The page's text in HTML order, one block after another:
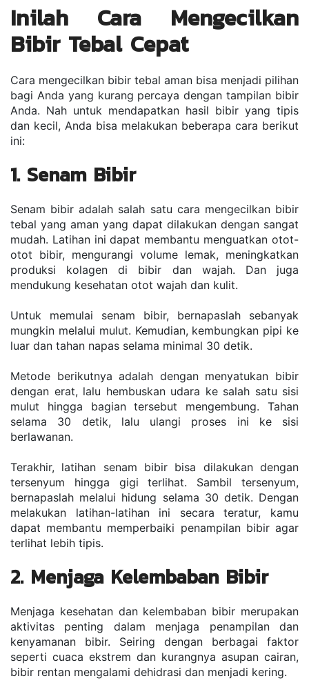
Inilah Cara Mengecilkan
Bibir Tebal Cepat
Cara mengecilkan bibir tebal aman bisa menjadi pilihan
bagi Anda yang kurang percaya dengan tampilan bibir
Anda. Nah untuk mendapatkan hasil bibir yang tipis
dan kecil, Anda bisa melakukan beberapa cara berikut
ini:
1. Senam Bibir
Senam bibir adalah salah satu cara mengecilkan bibir
tebal yang aman yang dapat dilakukan dengan sangat
mudah. Latihan ini dapat membantu menguatkan otot-
otot bibir, mengurangi volume lemak, meningkatkan
produksi kolagen di bibir dan wajah. Dan juga
mendukung kesehatan otot wajah dan kulit.
Untuk memulai senam bibir, bernapaslah sebanyak
mungkin melalui mulut. Kemudian, kembungkan pipi ke
luar dan tahan napas selama minimal 30 detik.
Metode berikutnya adalah dengan menyatukan bibir
dengan erat, lalu hembuskan udara ke salah satu sisi
mulut hingga bagian tersebut mengembung. Tahan
selama 30 detik, lalu ulangi proses ini ke sisi
berlawanan.
Terakhir, latihan senam bibir bisa dilakukan dengan
tersenyum hingga gigi terlihat. Sambil tersenyum,
bernapaslah melalui hidung selama 30 detik. Dengan
melakukan latihan-latihan ini secara teratur, kamu
dapat membantu memperbaiki penampilan bibir agar
terlihat lebih tipis.
2. Menjaga Kelembaban Bibir
Menjaga kesehatan dan kelembaban bibir merupakan
aktivitas penting dalam menjaga penampilan dan
kenyamanan bibir. Seiring dengan berbagai faktor
seperti cuaca ekstrem dan kurangnya asupan cairan,
bibir rentan mengalami dehidrasi dan menjadi kering.